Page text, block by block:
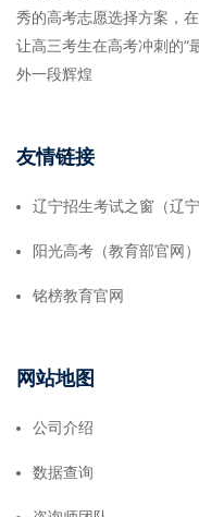
秀的高考志愿选择方案，
让高三考生在高考冲刺的“
外一段辉煌
友情链接
辽宁招生考试之窗（辽
阳光高考（教育部官网）
铭榜教育官网
网站地图
公司介绍
数据查询